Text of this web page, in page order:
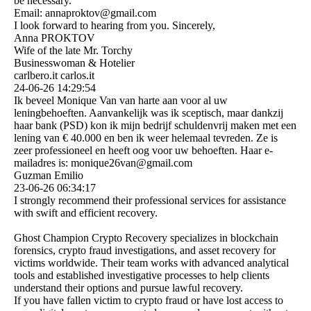
Email: annaproktov@gmail.com
I look forward to hearing from you. Sincerely,
Anna PROKTOV
Wife of the late Mr. Torchy
Businesswoman & Hotelier
carlbero.it carlos.it
24-06-26 14:29:54
Ik beveel Monique Van van harte aan voor al uw
leningbehoeften. Aanvankelijk was ik sceptisch, maar dankzij
haar bank (PSD) kon ik mijn bedrijf schuldenvrij maken met een
lening van € 40.000 en ben ik weer helemaal tevreden. Ze is
zeer professioneel en heeft oog voor uw behoeften. Haar e-
mailadres is: monique26van@gmail.com
Guzman Emilio
23-06-26 06:34:17
I strongly recommend their professional services for assistance
with swift and efficient recovery.
Ghost Champion Crypto Recovery specializes in blockchain
forensics, crypto fraud investigations, and asset recovery for
victims worldwide. Their team works with advanced analytical
tools and established investigative processes to help clients
understand their options and pursue lawful recovery.
If you have fallen victim to crypto fraud or have lost access to